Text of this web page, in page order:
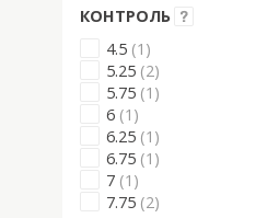
КОНТРОЛЬ
4.5 (1)
5.25 (2)
5.75 (1)
6 (1)
6.25 (1)
6.75 (1)
7 (1)
7.75 (2)